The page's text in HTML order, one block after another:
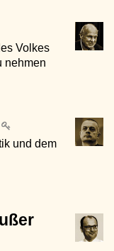
Volkes
nehmen
und dem